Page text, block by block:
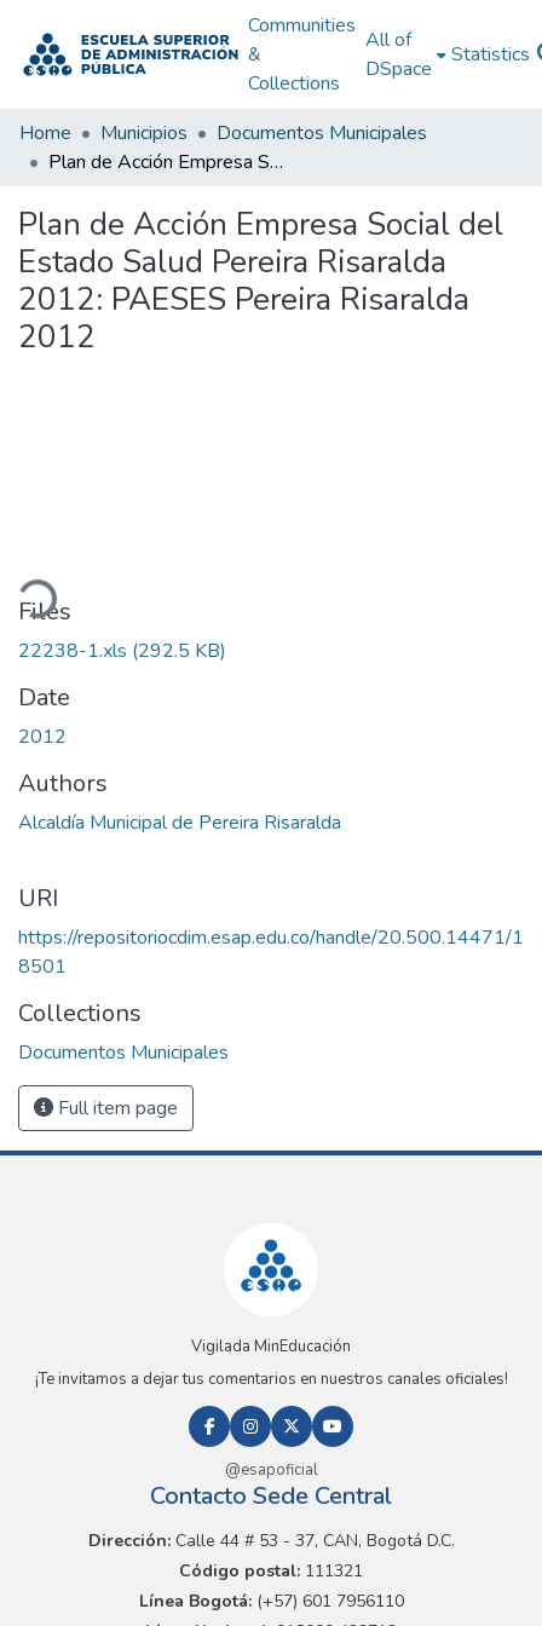
Communities
&
Collections
All of
DSpace
Statistics
Home Municipios
Documentos Municipales
Plan de Acción Empresa Social del Estado Salud Pereira Risaralda 2012: PAESES Pereira Risaralda 2012
Plan de Acción Empresa Social del
Estado Salud Pereira Risaralda
2012: PAESES Pereira Risaralda
2012
Files
22238-1.xls (292.5 KB)
Date
2012
Authors
Alcaldía Municipal de Pereira Risaralda
URI
https://repositoriocdim.esap.edu.co/handle/20.500.14471/1
8501
Collections
Documentos Municipales
Full item page
Vigilada MinEducación
¡Te invitamos a dejar tus comentarios en nuestros canales oficiales!
@esapoficial
Contacto Sede Central
Dirección:Calle 44 # 53 - 37, CAN, Bogotá D.C.
Código postal: 111321
Línea Bogotá:(+57) 601 7956110